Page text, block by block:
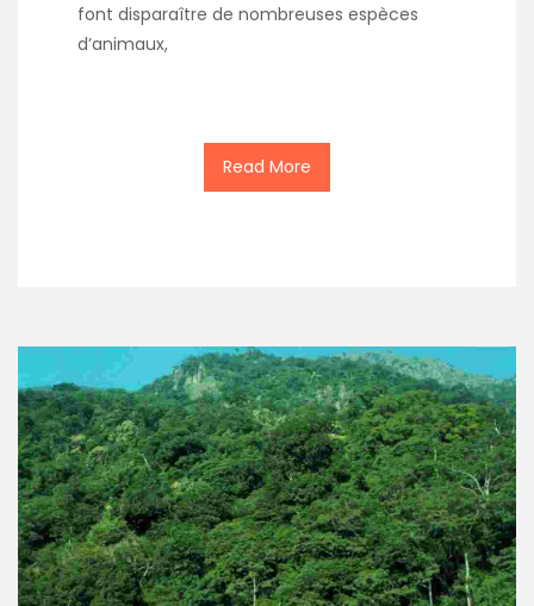
font disparaître de nombreuses espèces
d’animaux,
Read More